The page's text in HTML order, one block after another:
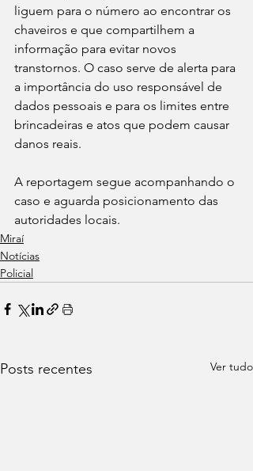
liguem para o número ao encontrar os
chaveiros e que compartilhem a
informação para evitar novos
transtornos. O caso serve de alerta para
a importância do uso responsável de
dados pessoais e para os limites entre
brincadeiras e atos que podem causar
danos reais.
A reportagem segue acompanhando o
caso e aguarda posicionamento das
autoridades locais.
Miraí
Notícias
Policial
Posts recentes Ver tudo